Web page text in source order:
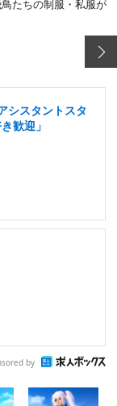
たちの制服・私服が
シスタントスタ
歓迎」
by